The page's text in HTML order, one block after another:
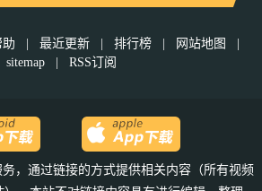
助 最近更新 排行榜 网站地图
sitemap
RSS订阅
，通过链接的方式提供相关内容（所有视频